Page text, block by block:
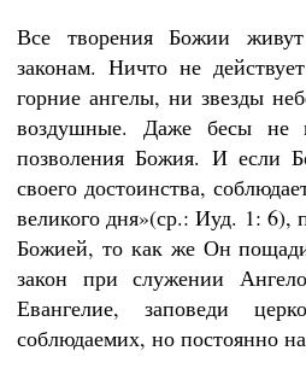
Все творения Божии
законам. Ничто не
горние ангелы, ни звезды
воздушные. Даже бесы не
позволения Божия. И если
своего достоинства,
великого дня»(ср.: Иуд. 1: 6),
Божией, то как же Он
закон при служении
Евангелие, заповеди
соблюдаемих, но постоянно